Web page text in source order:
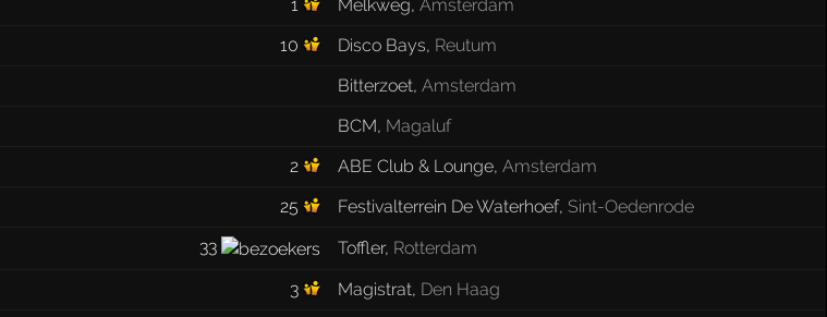
1 Melkweg, Amsterdam
10 Disco Bays, Reutum
Bitterzoet, Amsterdam
BCM, Magaluf
2 ABE Club & Lounge, Amsterdam
25 Festivalterrein De Waterhoef, Sint-Oedenrode
33 Toffler, Rotterdam
3 Magistrat, Den Haag